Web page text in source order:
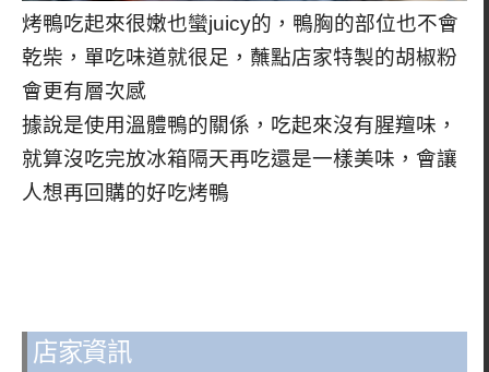
烤鴨吃起來很嫩也蠻juicy的，鴨胸的部位也不會
乾柴，單吃味道就很足，蘸點店家特製的胡椒粉
會更有層次感
據說是使用溫體鴨的關係，吃起來沒有腥羶味，
就算沒吃完放冰箱隔天再吃還是一樣美味，會讓
人想再回購的好吃烤鴨
店家資訊